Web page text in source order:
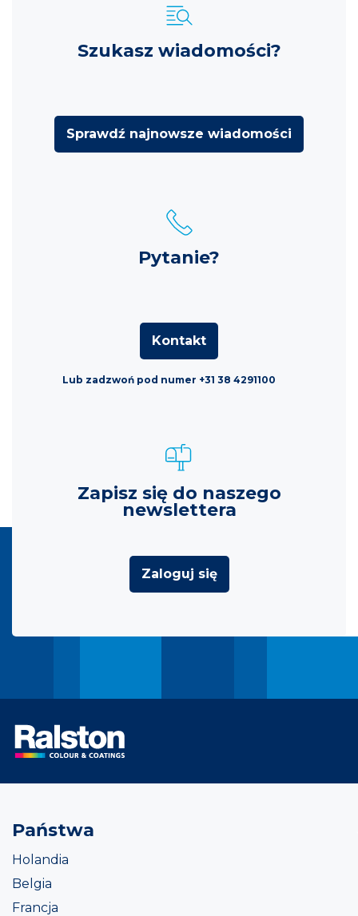
Szukasz wiadomości?
Sprawdź najnowsze wiadomości
Pytanie?
Kontakt
Lub zadzwoń pod numer +31 38 4291100
Zapisz się do naszego
newslettera
Zaloguj się
Państwa
Holandia
Belgia
Francja